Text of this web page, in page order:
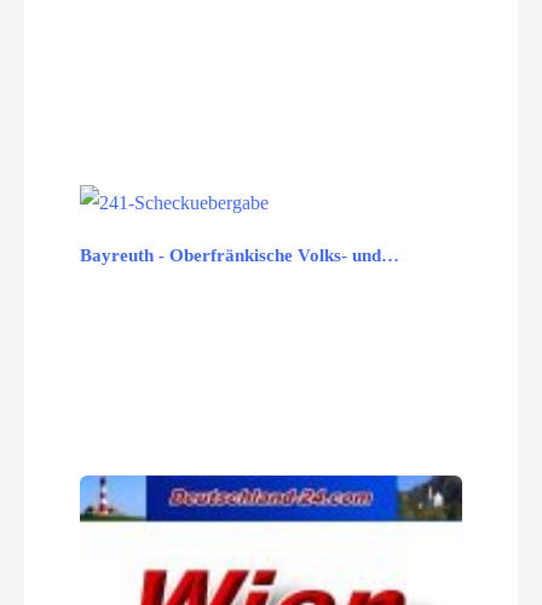
Bayreuth - Oberfränkische Volks- und…